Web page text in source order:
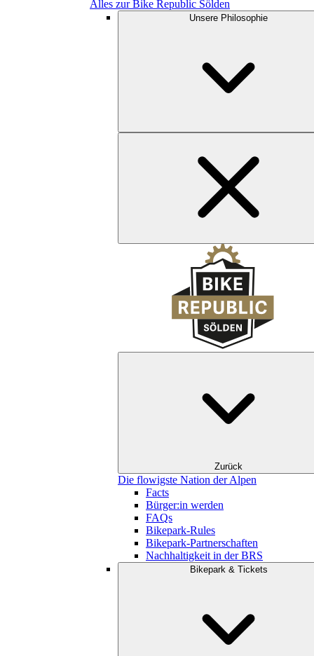
Alles zur Bike Republic Sölden
Unsere Philosophie
Zurück
Die flowigste Nation der Alpen
Facts
Bürger:in werden
FAQs
Bikepark-Rules
Bikepark-Partnerschaften
Nachhaltigkeit in der BRS
Bikepark & Tickets